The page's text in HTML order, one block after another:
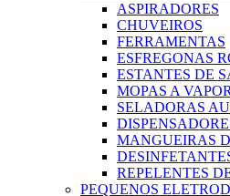
ASPIRADORES
CHUVEIROS
FERRAMENTAS
ESFREGONAS
ESTANTES DE
MOPAS A VAPOR
SELADORAS
MANGUEIRAS
REPELENTES
PEQUENOS